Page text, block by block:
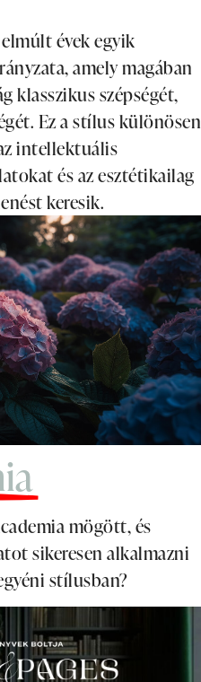
évek egyik
amely magában
klasszikus szépségét,
Ez a stílus különösen
intellektuális
és az esztétikailag
keresik.
mögött, és
sikeresen alkalmazni
stílusban?